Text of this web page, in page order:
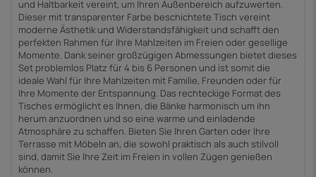
und Haltbarkeit vereint, um Ihren Außenbereich aufzuwerten.
Dieser mit transparenter Farbe beschichtete Tisch vereint
moderne Ästhetik und Widerstandsfähigkeit und schafft den
perfekten Rahmen für Ihre Mahlzeiten im Freien oder gesellige
Momente. Dank seiner großzügigen Abmessungen bietet dieses
Set problemlos Platz für 4 bis 6 Personen und ist somit die
ideale Wahl für Ihre Mahlzeiten mit Familie, Freunden oder für
Ihre Momente der Entspannung. Das rechteckige Format des
Tisches ermöglicht es Ihnen, die Bänke harmonisch um ihn
herum anzuordnen und so eine warme und einladende
Atmosphäre zu schaffen. Bieten Sie Ihren Garten oder Ihre
Terrasse mit Möbeln an, die sowohl praktisch als auch stilvoll
sind, damit Sie Ihre Zeit im Freien in vollen Zügen genießen
können.